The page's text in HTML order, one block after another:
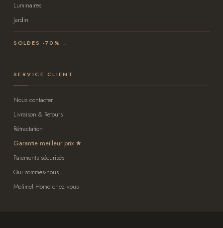
Luminaires
Jardin
SOLDES -70% →
SERVICE CLIENT
Nous contacter
Livraison & Retours
Rétractation
Garantie meilleur prix
Paiements sécurisés
Qui sommes-nous
Melimel Home chez vous